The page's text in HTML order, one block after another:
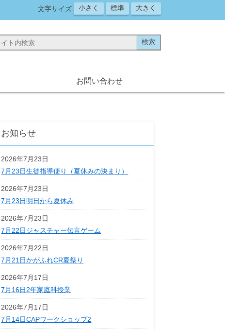
文字サイズ 小さく 標準 大きく
お問い合わせ
お知らせ
2026年7月23日
7月23日生徒指導便り（夏休みの決まり）
2026年7月23日
7月23日明日から夏休み
2026年7月23日
7月22日ジャスチャー伝言ゲーム
2026年7月22日
7月21日かがふれCR夏祭り
2026年7月17日
7月16日2年家庭科授業
2026年7月17日
7月14日CAPワークショップ2